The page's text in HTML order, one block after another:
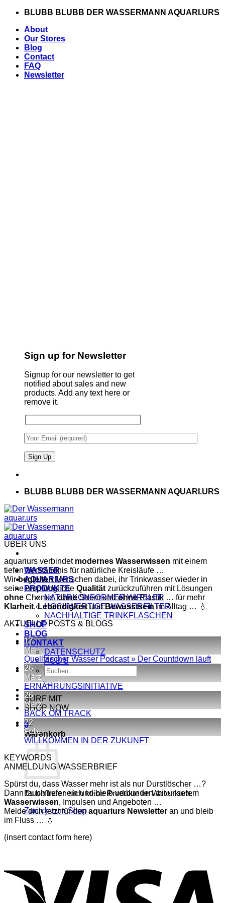
Zum
springen
BLUBB BLUBB DER WASSERMANN AQUARI.URS
About
Our Stores
Blog
Contact
FAQ
Newsletter
Sign up for Newsletter
Signup for our newsletter to get
notified about sales and new
products. Add any text here or
remove it.
BLUBB BLUBB DER WASSERMANN AQUARI.URS
WASSER
AQUARIURS
PRODUKTE
NATURKONFORMER WIRBLER
HOCHWERTIGE WASSERFILTER
NACHHALTIGE TRINKFLASCHEN
SHOP
BLOG
KONTAKT
DATENSCHUTZ
AGB’S
Suche
nach:
SURF MIT
SHOP NOW
0
Warenkorb
Es befinden sich keine Produkte im Warenkorb.
Zurück zum Shop
ÜBER UNS
aquariurs verbindet modernes Wasserwissen mit einem
tiefen Verständnis für natürliche Kreisläufe …
WirbegleitenMenschen dabei, ihr Trinkwasser wieder in
seine ursprüngliche Qualität zurückzuführen mit Lösungen
ohne Chemie,ohneStrom undohnePlastik … für mehr
Klarheit,LebendigkeitundBewusstseinim Alltag … 💧
AKTUELLE POSTS & BLOGS
17
Mai
Quellfrischer Wasser Podcast » Der Countdown läuft
26
März
ERNÄHRUNGSINITIATIVE
26
März
BACK OM TRACK
BACK
22
Feb.
WILLKOMMEN IN DER ZUKUNFTKeine
DER
ZUKUNFT
KEYWORDS
ANMELDUNG WASSERBRIEF
Spürst du, dass Wasser mehr ist als nur Durstlöscher …?
Dann tauch tiefer ein und bleib verbunden mit unserem
Wasserwissen, Impulsen und Angeboten …
Melde dich jetzt für denaquariurs Newsletter an und bleib
im Fluss … 💧
(insert contact form here)